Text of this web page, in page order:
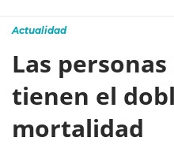
Actualidad
Las
tienen el
mortalidad